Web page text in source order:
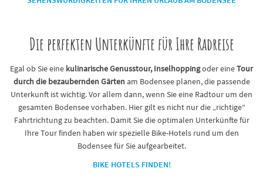
Die perfekten Unterkünfte für Ihre Radreise
Egal ob Sie eine kulinarische Genusstour, Inselhoppingoder eineTour
durch die bezaubernden Gärtenam Bodenseeplanen, die passende
Unterkunft ist wichtig. Vor allem dann, wenn Sie eine Radtour um den
gesamten Bodensee vorhaben. Hier gilt es nicht nur die „richtige“
Fahrtrichtung zu beachten. Damit Sie die optimalen Unterkünfte für
Ihre Tour finden haben wir spezielle Bike-Hotels rund um den
Bodensee für Sie aufgearbeitet.
BIKE HOTELS FINDEN!